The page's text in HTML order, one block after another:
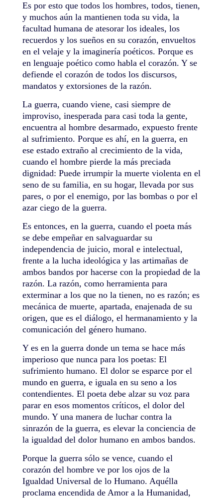
Es por esto que todos los hombres, todos, tienen,
y muchos aún la mantienen toda su vida, la
facultad humana de atesorar los ideales, los
recuerdos y los sueños en su corazón, envueltos
en el velaje y la imaginería poéticos. Porque es
en lenguaje poético como habla el corazón. Y se
defiende el corazón de todos los discursos,
mandatos y extorsiones de la razón.
La guerra, cuando viene, casi siempre de
improviso, inesperada para casi toda la gente,
encuentra al hombre desarmado, expuesto frente
al sufrimiento. Porque es ahí, en la guerra, en
ese estado extraño al crecimiento de la vida,
cuando el hombre pierde la más preciada
dignidad: Puede irrumpir la muerte violenta en el
seno de su familia, en su hogar, llevada por sus
pares, o por el enemigo, por las bombas o por el
azar ciego de la guerra.
Es entonces, en la guerra, cuando el poeta más
se debe empeñar en salvaguardar su
independencia de juicio, moral e intelectual,
frente a la lucha ideológica y las artimañas de
ambos bandos por hacerse con la propiedad de la
razón. La razón, como herramienta para
exterminar a los que no la tienen, no es razón; es
mecánica de muerte, apartada, enajenada de su
origen, que es el diálogo, el hermanamiento y la
comunicación del género humano.
Y es en la guerra donde un tema se hace más
imperioso que nunca para los poetas: El
sufrimiento humano. El dolor se esparce por el
mundo en guerra, e iguala en su seno a los
contendientes. El poeta debe alzar su voz para
parar en esos momentos críticos, el dolor del
mundo. Y una manera de luchar contra la
sinrazón de la guerra, es elevar la conciencia de
la igualdad del dolor humano en ambos bandos.
Porque la guerra sólo se vence, cuando el
corazón del hombre ve por los ojos de la
Igualdad Universal de lo Humano. Aquélla
proclama encendida de Amor a la Humanidad,